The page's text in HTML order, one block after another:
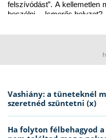
felszívódást”. A kellemetlen
beszélni… Ismerős helyzet?
Vashiány: a tüneteknél
szeretnéd szüntetni (x)
Ha folyton félbehagyod